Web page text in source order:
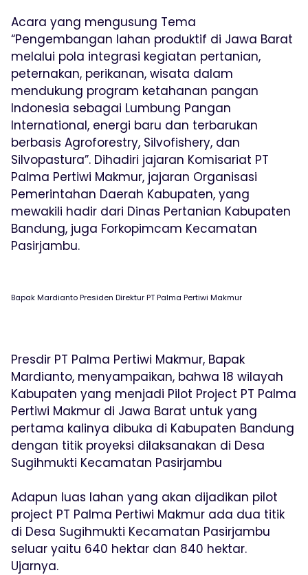
Acara yang mengusung Tema
“Pengembangan lahan produktif di Jawa Barat
melalui pola integrasi kegiatan pertanian,
peternakan, perikanan, wisata dalam
mendukung program ketahanan pangan
Indonesia sebagai Lumbung Pangan
International, energi baru dan terbarukan
berbasis Agroforestry, Silvofishery, dan
Silvopastura”. Dihadiri jajaran Komisariat PT
Palma Pertiwi Makmur, jajaran Organisasi
Pemerintahan Daerah Kabupaten, yang
mewakili hadir dari Dinas Pertanian Kabupaten
Bandung, juga Forkopimcam Kecamatan
Pasirjambu.
Bapak Mardianto Presiden Direktur PT Palma Pertiwi Makmur
Presdir PT Palma Pertiwi Makmur, Bapak
Mardianto, menyampaikan, bahwa 18 wilayah
Kabupaten yang menjadi Pilot Project PT Palma
Pertiwi Makmur di Jawa Barat untuk yang
pertama kalinya dibuka di Kabupaten Bandung
dengan titik proyeksi dilaksanakan di Desa
Sugihmukti Kecamatan Pasirjambu
Adapun luas lahan yang akan dijadikan pilot
project PT Palma Pertiwi Makmur ada dua titik
di Desa Sugihmukti Kecamatan Pasirjambu
seluar yaitu 640 hektar dan 840 hektar.
Ujarnya.